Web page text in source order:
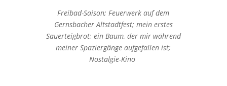
Freibad-Saison; Feuerwerk auf dem
Gernsbacher Altstadtfest; mein erstes
Sauerteigbrot; ein Baum, der mir während
meiner Spaziergänge aufgefallen ist;
Nostalgie-Kino